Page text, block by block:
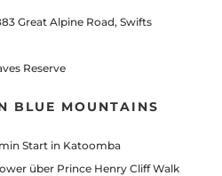
Great Alpine Road, Swifts
Reserve
BLUE MOUNTAINS
Start in Katoomba
über Prince Henry Cliff Walk